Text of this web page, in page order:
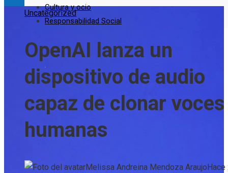
Cultura y ocio
Responsabilidad Social
Uncategorized
OpenAI lanza un
dispositivo de audio
capaz de clonar voces
humanas
Melissa Andreina Mendoza Araujo Hace